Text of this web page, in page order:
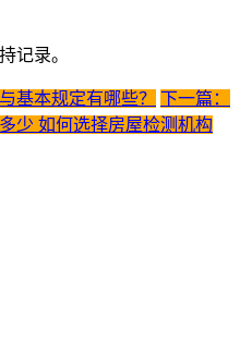
记录。
基本规定有哪些？
下一篇：
少 如何选择房屋检测机构